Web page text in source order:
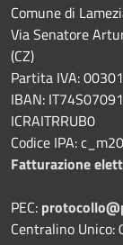
Comune di
Via Senatore
(CZ)
Partita IVA:
IBAN:
ICRAITRRUB0
Codice IPA:
Fatturazione
PEC:
Centralino Unico: